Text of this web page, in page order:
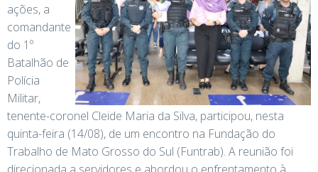
ações, a
comandante
do 1º
Batalhão de
Polícia
Militar,
tenente-coronel Cleide Maria da Silva, participou, nesta
quinta-feira (14/08), de um encontro na Fundação do
Trabalho de Mato Grosso do Sul (Funtrab). A reunião foi